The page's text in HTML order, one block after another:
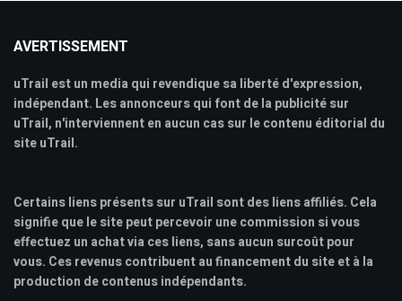
AVERTISSEMENT
uTrail est un media qui revendique sa liberté d'expression,
indépendant. Les annonceurs qui font de la publicité sur
uTrail, n'interviennent en aucun cas sur le contenu éditorial du
site uTrail.
Certains liens présents sur uTrail sont des liens affiliés. Cela
signifie que le site peut percevoir une commission si vous
effectuez un achat via ces liens, sans aucun surcoût pour
vous. Ces revenus contribuent au financement du site et à la
production de contenus indépendants.